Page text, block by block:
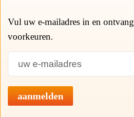
Vul uw e-mailadres in en
voorkeuren.
aanmelden